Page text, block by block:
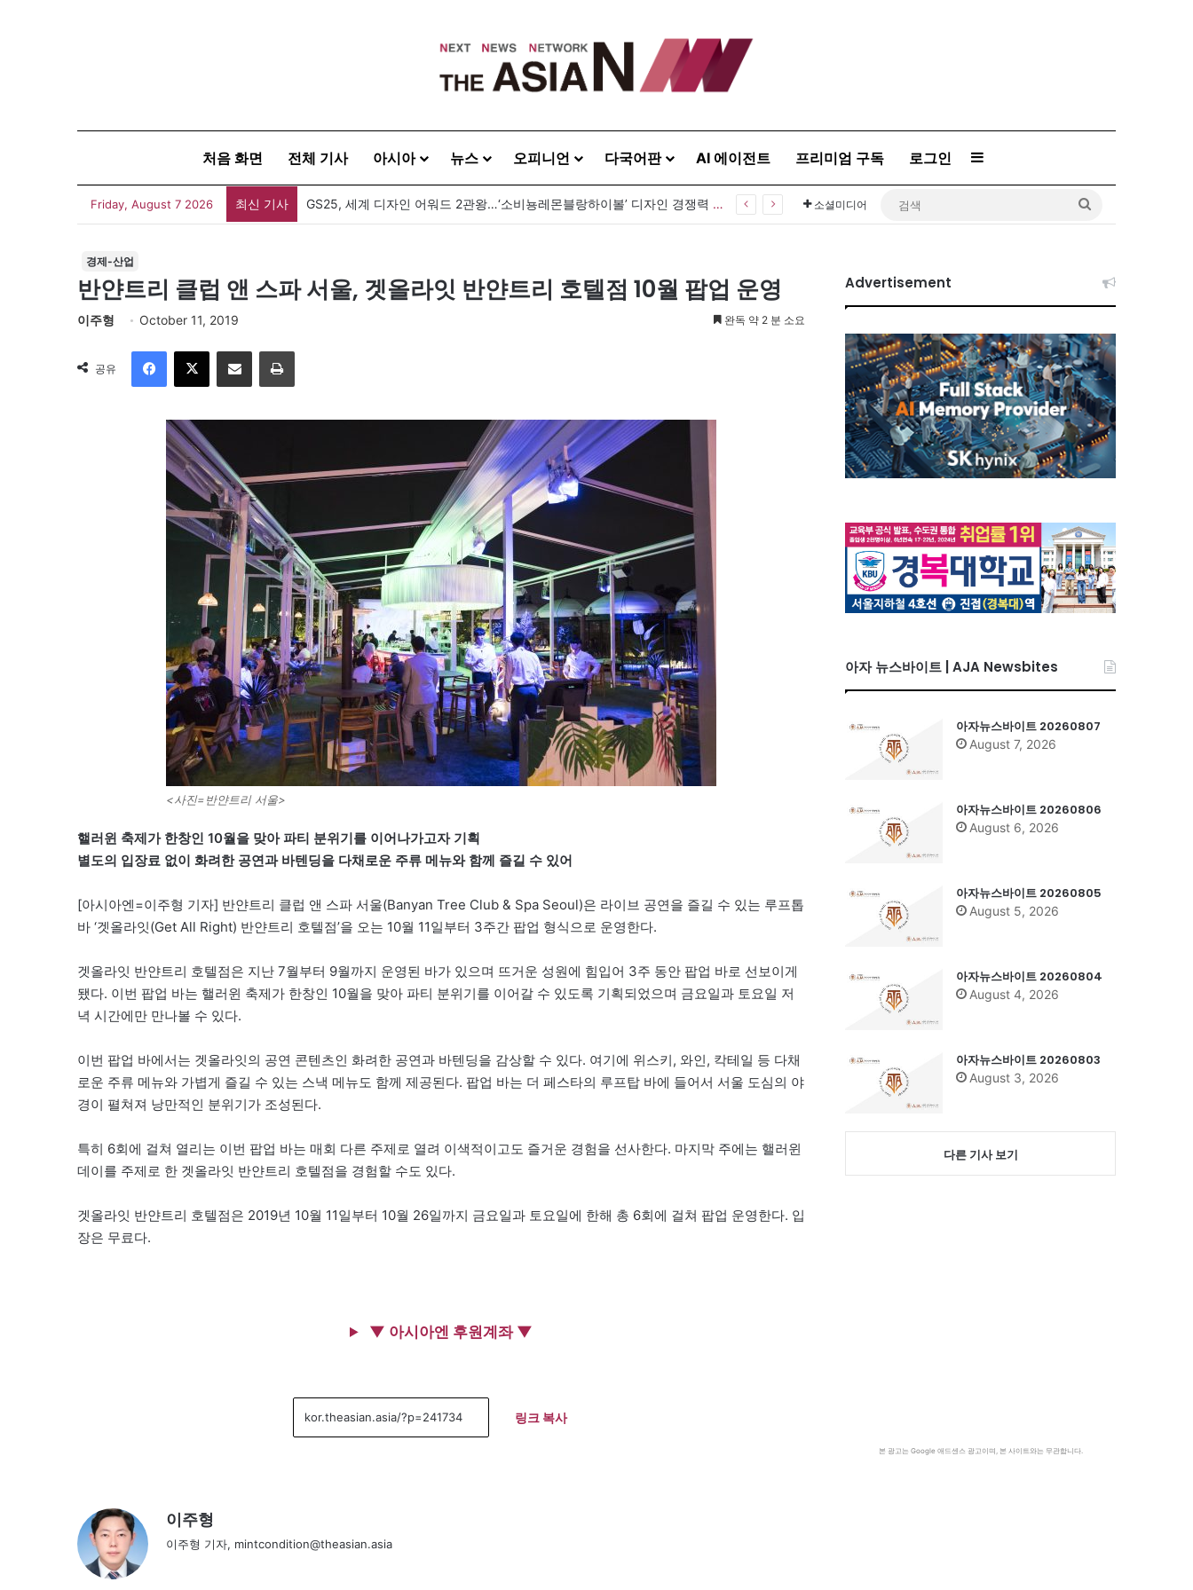
처음 화면 전체 기사 아시아 뉴스 오피니언 다국어판 AI 에이전트 프리미엄 구독 로그인 Sidebar
Friday, August 7 2026 최신 기사 GS25, 세계 디자인 어워드 2관왕…‘소비뇽레몬블랑하이볼’ 디자인 경쟁력 인정 소셜미디어
경제-산업
반얀트리 클럽 앤 스파 서울, 겟올라잇 반얀트리 호텔점 10월 팝업 운영
이주형 October 11, 2019 완독 약 2 분 소요
공유
이메일
<사진=반얀트리 서울>
핼러윈 축제가 한창인 10월을 맞아 파티 분위기를 이어나가고자 기획
별도의 입장료 없이 화려한 공연과 바텐딩을 다채로운 주류 메뉴와 함께 즐길 수 있어
[아시아엔=이주형 기자] 반얀트리 클럽 앤 스파 서울(Banyan Tree Club & Spa Seoul)은 라이브 공연을 즐길 수 있는 루프톱
바 ‘겟올라잇(Get All Right) 반얀트리 호텔점’을 오는 10월 11일부터 3주간 팝업 형식으로 운영한다.
겟올라잇 반얀트리 호텔점은 지난 7월부터 9월까지 운영된 바가 있으며 뜨거운 성원에 힘입어 3주 동안 팝업 바로 선보이게
됐다. 이번 팝업 바는 핼러윈 축제가 한창인 10월을 맞아 파티 분위기를 이어갈 수 있도록 기획되었으며 금요일과 토요일 저
녁 시간에만 만나볼 수 있다.
이번 팝업 바에서는 겟올라잇의 공연 콘텐츠인 화려한 공연과 바텐딩을 감상할 수 있다. 여기에 위스키, 와인, 칵테일 등 다채
로운 주류 메뉴와 가볍게 즐길 수 있는 스낵 메뉴도 함께 제공된다. 팝업 바는 더 페스타의 루프탑 바에 들어서 서울 도심의 야
경이 펼쳐져 낭만적인 분위기가 조성된다.
특히 6회에 걸쳐 열리는 이번 팝업 바는 매회 다른 주제로 열려 이색적이고도 즐거운 경험을 선사한다. 마지막 주에는 핼러윈
데이를 주제로 한 겟올라잇 반얀트리 호텔점을 경험할 수도 있다.
겟올라잇 반얀트리 호텔점은 2019년 10월 11일부터 10월 26일까지 금요일과 토요일에 한해 총 6회에 걸쳐 팝업 운영한다. 입
장은 무료다.
▼ 아시아엔 후원계좌 ▼
링크 복사
이주형
이주형 기자, mintcondition@theasian.asia
Advertisement
아자 뉴스바이트 | AJA Newsbites
아자뉴스바이트 20260807
August 7, 2026
아자뉴스바이트 20260806
August 6, 2026
아자뉴스바이트 20260805
August 5, 2026
아자뉴스바이트 20260804
August 4, 2026
아자뉴스바이트 20260803
August 3, 2026
다른 기사 보기
본 광고는 Google 애드센스 광고이며, 본 사이트와는 무관합니다.